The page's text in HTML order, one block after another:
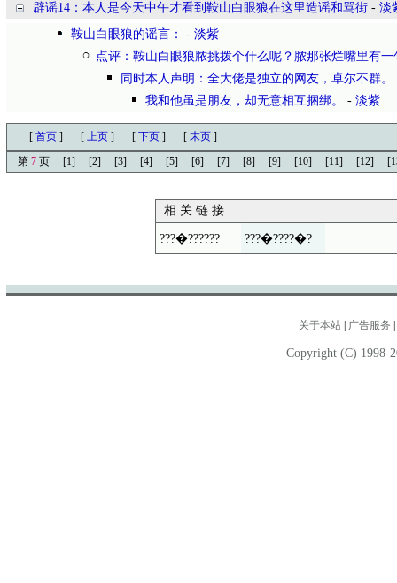
辟谣14：本人是今天中午才看到鞍山白眼狼在这里造谣和骂街 - 淡
鞍山白眼狼的谣言：
- 淡紫
点评：鞍山白眼狼脓挑拨个什么呢？脓那张烂嘴里有一
同时本人声明：全大佬是独立的网友，卓尔不群。
我和他虽是朋友，却无意相互捆绑。
- 淡紫
[ 首页 ] [ 上页 ] [ 下页 ] [ 末页 ]
第 7 页 [1] [2] [3] [4] [5] [6] [7] [8] [9] [10] [11] [12]
相 关 链 接
???�?????? ???�????�?
关于本站 广告服务
Copyright (C) 1998-